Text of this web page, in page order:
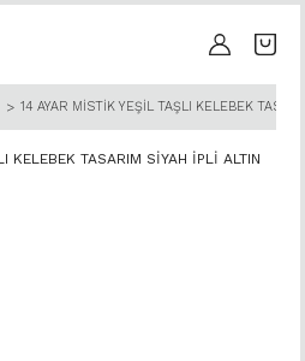
14 AYAR MİSTİK YEŞİL TAŞLI KELEBEK